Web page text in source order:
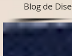
Blog de